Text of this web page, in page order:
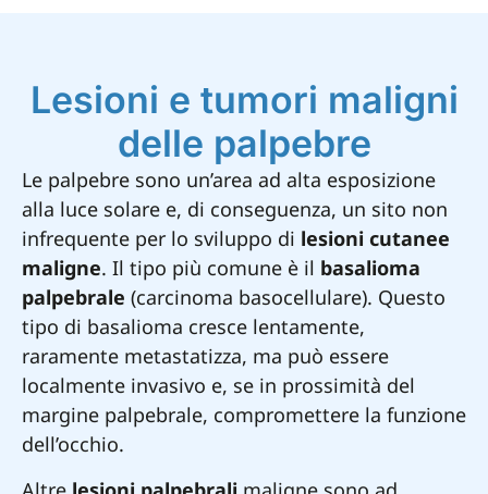
Lesioni e tumori maligni
delle palpebre
Le palpebre sono un’area ad alta esposizione
alla luce solare e, di conseguenza, un sito non
infrequente per lo sviluppo di lesioni cutanee
maligne. Il tipo più comune è il basalioma
palpebrale (carcinoma basocellulare). Questo
tipo di basalioma cresce lentamente,
raramente metastatizza, ma può essere
localmente invasivo e, se in prossimità del
margine palpebrale, compromettere la funzione
dell’occhio.